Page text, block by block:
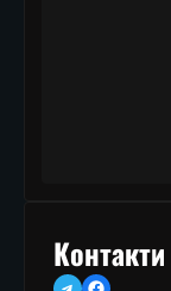
Контакти